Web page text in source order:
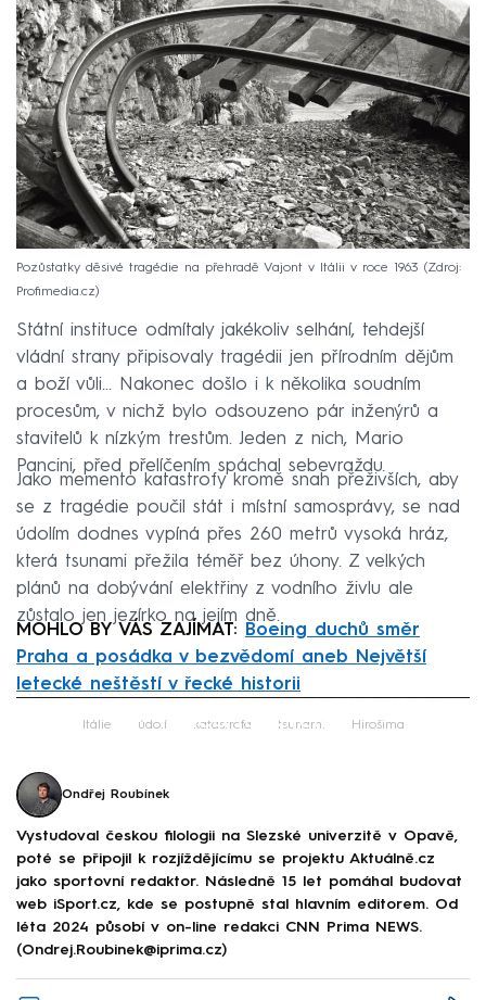
Pozůstatky děsivé tragédie na přehradě Vajont v Itálii v roce 1963
Zdroj:
Profimedia.cz
Státní instituce odmítaly jakékoliv selhání, tehdejší
vládní strany připisovaly tragédii jen přírodním dějům
a boží vůli... Nakonec došlo i k několika soudním
procesům, v nichž bylo odsouzeno pár inženýrů a
stavitelů k nízkým trestům. Jeden z nich, Mario
Pancini, před přelíčením spáchal sebevraždu.
Jako memento katastrofy kromě snah přeživších, aby
se z tragédie poučil stát i místní samosprávy, se nad
údolím dodnes vypíná přes 260 metrů vysoká hráz,
která tsunami přežila téměř bez úhony. Z velkých
plánů na dobývání elektřiny z vodního živlu ale
zůstalo jen jezírko na jejím dně.
MOHLO BY VÁS ZAJÍMAT:
Boeing duchů směr
Praha a posádka v bezvědomí aneb Největší
letecké neštěstí v řecké historii
Failed to fetch
Itálie údolí katastrofa tsunami Hirošima
Ondřej Roubínek
Vystudoval českou filologii na Slezské univerzitě v Opavě,
poté se připojil k rozjíždějícímu se projektu Aktuálně.cz
jako sportovní redaktor. Následně 15 let pomáhal budovat
web iSport.cz, kde se postupně stal hlavním editorem. Od
léta 2024 působí v on-line redakci CNN Prima NEWS.
(Ondrej.Roubinek@iprima.cz)